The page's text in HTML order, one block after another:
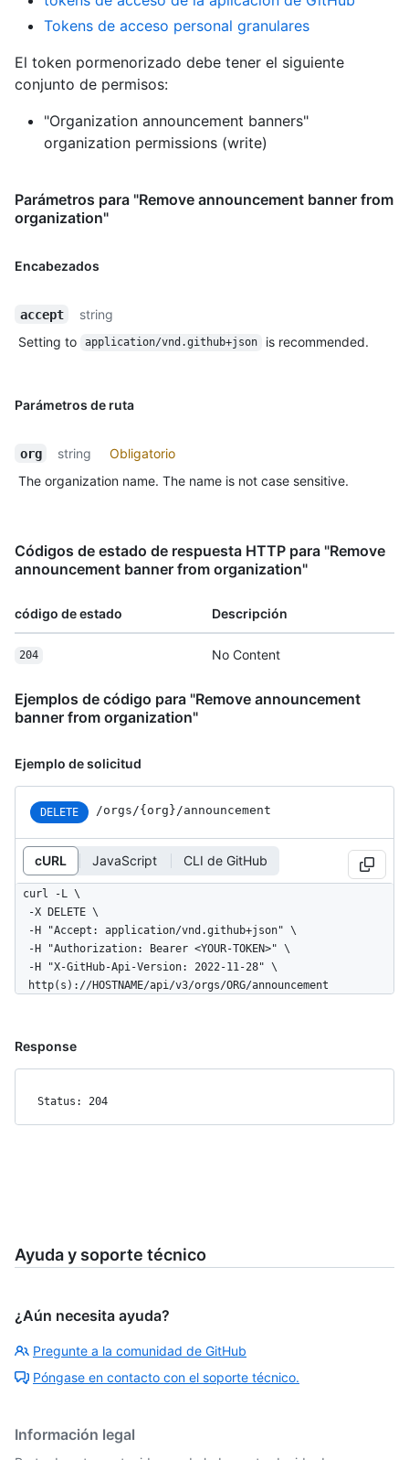
Tokens de acceso personal granulares
El token pormenorizado debe tener el siguiente
conjunto de permisos:
"Organization announcement banners"
organization permissions (write)
Parámetros para "Remove announcement banner from
organization"
Encabezados
accept
string
Setting to
application/vnd.github+json is recommended.
Parámetros de ruta
org string
Obligatorio
The organization name. The name is not case sensitive.
Códigos de estado de respuesta HTTP para "Remove
announcement banner from organization"
código de estado Descripción
204 No Content
Ejemplos de código para "Remove announcement
banner from organization"
Ejemplo de solicitud
DELETE /orgs/{org}/announcement
cURL JavaScript CLI de GitHub
curl -L \
  http(s)://HOSTNAME/api/v3/orgs/ORG/announcement
Response
Status: 204
Ayuda y soporte técnico
¿Aún necesita ayuda?
Pregunte a la comunidad de GitHub
Póngase en contacto con el soporte técnico.
Información legal